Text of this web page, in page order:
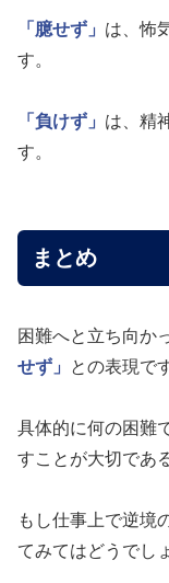
「臆せず」 は、怖
す。
「負けず」 は、精
す。
まとめ
困難へと立ち向か
せず」
との表現で
具体的に何の困難
すことが大切であ
もし仕事上で逆境
てみてはどうでし